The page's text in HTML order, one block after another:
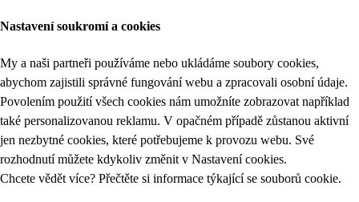
Nastavení soukromí a cookies
My a naši partneři používáme nebo ukládáme soubory cookies,
abychom zajistili správné fungování webu a zpracovali osobní údaje.
Povolením použití všech cookies nám umožníte zobrazovat například
také personalizovanou reklamu. V opačném případě zůstanou aktivní
jen nezbytné cookies, které potřebujeme k provozu webu. Své
rozhodnutí můžete kdykoliv změnit v Nastavení cookies.
Chcete vědět více? Přečtěte si informace týkající se souborů cookie.